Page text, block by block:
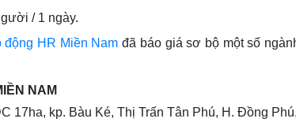
/ 1 ngày.
động HR Miền Nam đã báo giá sơ bộ một số
NAM
17ha, kp. Bàu Ké, Thị Trấn Tân Phú, H. Đồng